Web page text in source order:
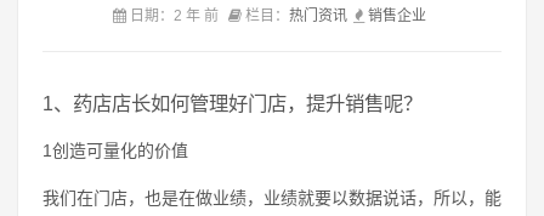
日期：2 年 前 栏目： 热门资讯 销售企业
1、药店店长如何管理好门店，提升销售呢？
1创造可量化的价值
我们在门店，也是在做业绩，业绩就要以数据说话，所以，能